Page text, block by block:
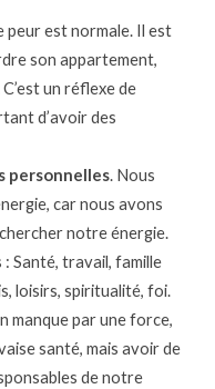
peur est normale. Il est
son appartement,
un réflexe de
d’avoir des
personnelles. Nous
car nous avons
notre énergie.
Santé, travail, famille
loisirs, spiritualité, foi.
manque par une force,
santé, mais avoir de
de notre